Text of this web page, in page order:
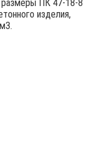
размеры ПК 47-18-8
изделия,